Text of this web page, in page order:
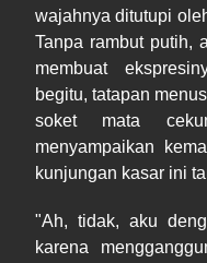
wajahnya ditutupi
Tanpa rambut putih,
membuat
begitu, tatapan
soket mata
menyampaikan
kunjungan kasar ini
"Ah, tidak, aku
karena